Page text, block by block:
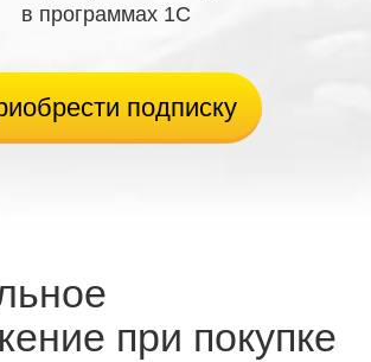
в программах 1С
подписку
при покупке